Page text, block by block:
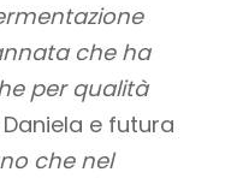
che ha
per qualità
e futura
che nel